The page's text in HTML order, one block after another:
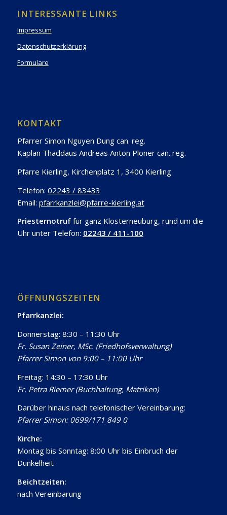
INTERESSANTE LINKS
Impressum
Datenschutzerklärung
Formulare
KONTAKT
Pfarrer Simon Nguyen Dung can. reg.
Kaplan Thaddäus Andreas Anton Ploner can. reg.
Pfarre Kierling, Kirchenplatz 1, 3400 Kierling
Telefon: 02243 / 83433
Email: pfarrkanzlei@pfarre-kierling.at
Priesternotruf für ganz Klosterneuburg, rund um die
Uhr unter Telefon: 02243 / 411-100
ÖFFNUNGSZEITEN
Pfarrkanzlei:
Donnerstag: 8:30 – 11:30 Uhr
Fr. Susan Zeiner, MSc. (Friedhofsverwaltung)
Pfarrer Simon von 9:00 – 11:00 Uhr
Freitag: 14:30 – 17:30 Uhr
Fr. Petra Riemer (Buchhaltung, Matriken)
Darüber hinaus nach telefonischer Vereinbarung:
Pfarrer Simon: 0699/171 849 0
Kirche:
Montag bis Sonntag: 8:00 Uhr bis Einbruch der
Dunkelheit
Beichtzeiten:
nach Vereinbarung